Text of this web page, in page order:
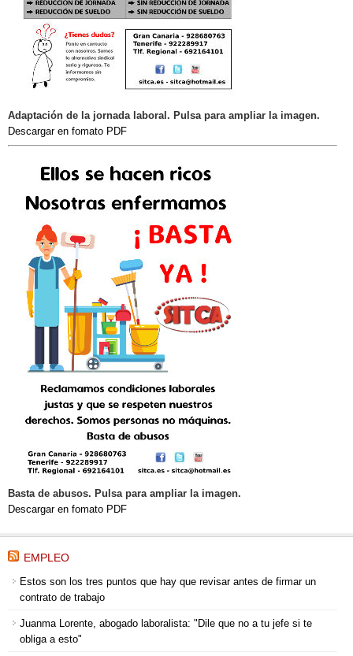
Adaptación de la jornada laboral. Pulsa para ampliar la imagen.
Descargar en fomato PDF
Basta de abusos. Pulsa para ampliar la imagen.
Descargar en fomato PDF
EMPLEO
Estos son los tres puntos que hay que revisar antes de firmar un
contrato de trabajo
Juanma Lorente, abogado laboralista: "Dile que no a tu jefe si te
obliga a esto"